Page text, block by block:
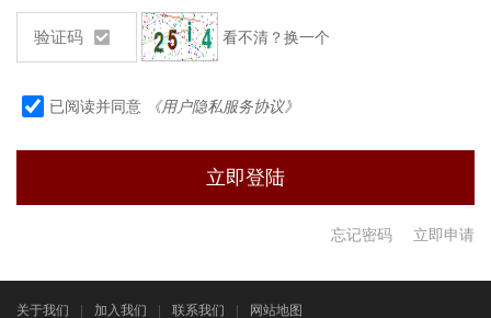
看不清？换一个
已阅读并同意 《用户隐私服务协议》
忘记密码 立即申请
关于我们 加入我们 联系我们 网站地图